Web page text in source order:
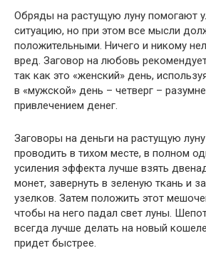
Обряды на растущую луну помогают
ситуацию, но при этом все мысли
положительными. Ничего и никому
вред. Заговор на любовь
так как это «женский» день,
в «мужской» день – четверг –
привлечением денег.
Заговоры на деньги на растущую
проводить в тихом месте, в полном
усиления эффекта лучше взять
монет, завернуть в зеленую ткань и
узелков. Затем положить этот
чтобы на него падал свет луны.
всегда лучше делать на новый
придет быстрее.